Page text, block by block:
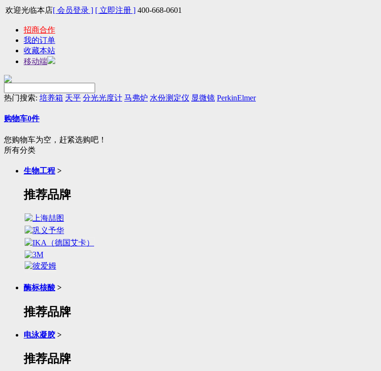
欢迎光临本店[ 会员登录 ] [ 立即注册 ] 400-668-0601
招商合作
我的订单
收藏本站
移动端
热门搜索: 培养箱 天平 分光光度计 马弗炉 水份测定仪 显微镜 PerkinElmer
购物车0件
您购物车为空，赶紧选购吧！
所有分类
生物工程 >
推荐品牌
酶标核酸 >
推荐品牌
电泳凝胶 >
推荐品牌